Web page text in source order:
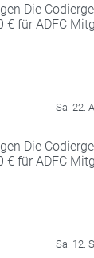
Die
€ für ADFC
Sa. 22.
Die
€ für ADFC
Sa. 12.